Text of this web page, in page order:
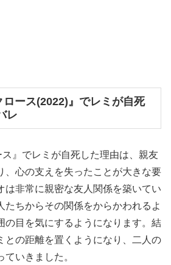
ース(2022)』でレミが自死
レ
』でレミが自死した理由は、親友
、心の支えを失ったことが大きな要
は非常に親密な友人関係を築いてい
たちからその関係をからかわれるよ
の目を気にするようになります。結
との距離を置くようになり、二人の
いきました。